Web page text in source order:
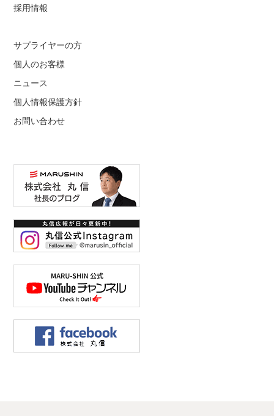
採用情報
サプライヤーの方
個人のお客様
ニュース
個人情報保護方針
お問い合わせ